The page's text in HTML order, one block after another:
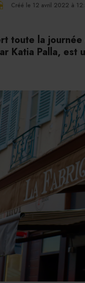
Créé le 12 avril 2022 à
toute la
Katia Palla, est